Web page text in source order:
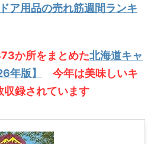
ア用品の売れ筋週間ランキ
か所をまとめた北海道キャ
年版】
今年は美味しいキ
収録されています